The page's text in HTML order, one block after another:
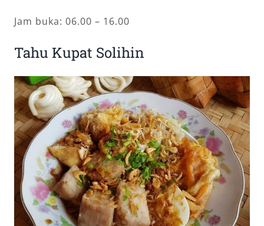
Jam buka: 06.00 – 16.00
Tahu Kupat Solihin